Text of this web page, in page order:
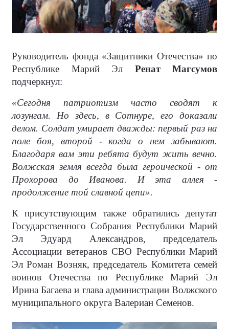
Руководитель фонда «Защитники Отечества» по
Республике Марий Эл Ренат Магсумов
подчеркнул:
«Сегодня патриотизм часто сводят к
лозунгам. Но здесь, в Сотнуре, его доказали
делом. Солдат умирает дважды: первый раз на
поле боя, второй - когда о нем забывают.
Благодаря вам эти ребята будут жить вечно.
Волжская земля всегда была героической - от
Прохорова до Иванова. И эта аллея -
продолжение той славной цепи».
К присутствующим также обратились депутат
Государственного Собрания Республики Марий
Эл Эдуард Александров, председатель
Ассоциации ветеранов СВО Республики Марий
Эл Роман Возняк, председатель Комитета семей
воинов Отечества по Республике Марий Эл
Ирина Багаева и глава администрации Волжского
муниципального округа Валериан Семенов.